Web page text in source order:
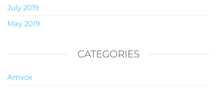
July 2019
May 2019
CATEGORIES
Amvox